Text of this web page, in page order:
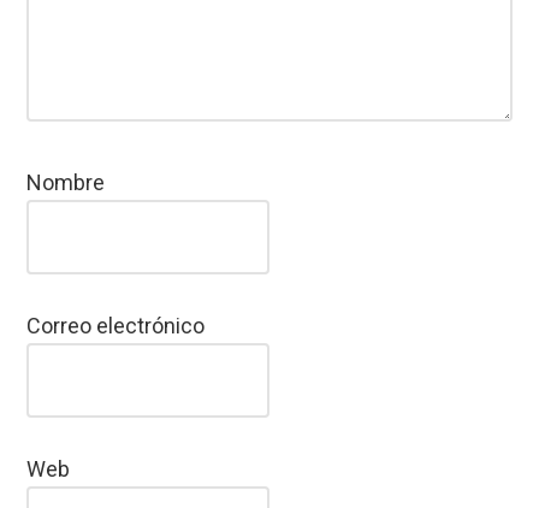
Nombre
Correo electrónico
Web